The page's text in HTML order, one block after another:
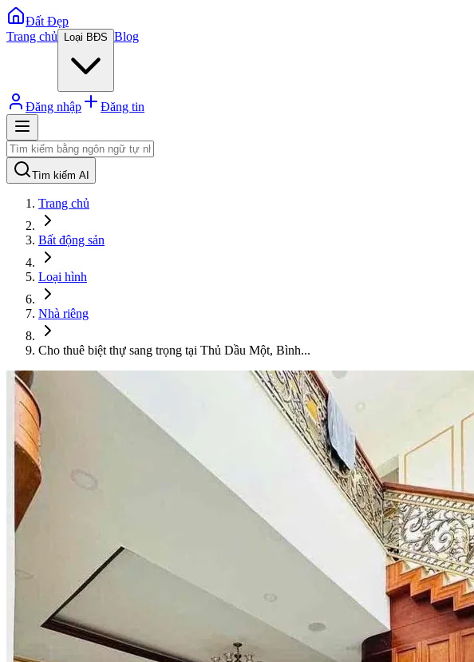
Đất Đẹp
Trang chủ
Loại BĐS Blog
Đăng nhập Đăng tin
Tìm kiếm AI
Trang chủ
Bất động sản
Loại hình
Nhà riêng
Cho thuê biệt thự sang trọng tại Thủ Dầu Một, Bình...